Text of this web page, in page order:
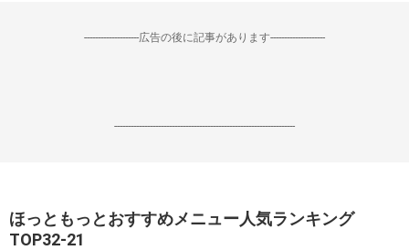
--------------------広告の後に記事があります--------------------
------------------------------------------------------------------
ほっともっとおすすめメニュー人気ランキング
TOP32-21